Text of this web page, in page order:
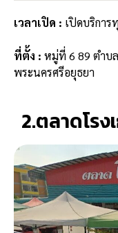
เวลาเปิด : เปิดบริการ
ที่ตั้ง : หมู่ที่ 6 89 ตำบ
พระนครศรีอยุธยา
2.ตลาดโรง